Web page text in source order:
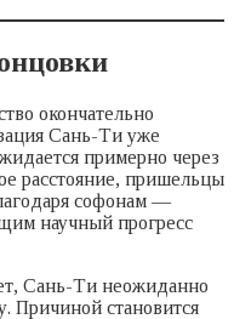
окончательно
Сань-Ти уже
примерно через
расстояние, пришельцы
софонам —
научный прогресс
Сань-Ти неожиданно
Причиной становится